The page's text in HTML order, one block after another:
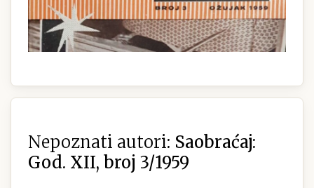
Nepoznati autori: Saobraćaj:
God. XII, broj 3/1959